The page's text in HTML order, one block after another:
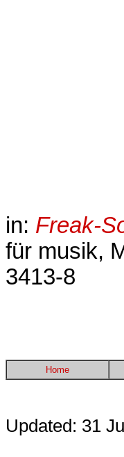
in: Freak-
für musik,
3413-8
Home
Updated: 31